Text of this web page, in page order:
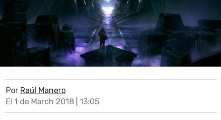
Por Raúl Manero
El 1 de March 2018 | 13:05